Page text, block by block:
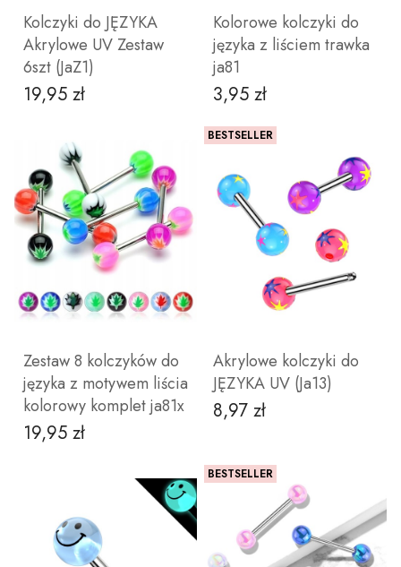
Kolczyki do JĘZYKA
Akrylowe UV Zestaw
6szt (JaZ1)
Cena
19,95 zł
DO KOSZYKA
Kolorowe kolczyki do
języka z liściem trawka
ja81
Cena
3,95 zł
ZOBACZ PRODUKT
Zestaw 8 kolczyków do
języka z motywem liścia
kolorowy komplet ja81x
Cena
19,95 zł
BESTSELLER
Akrylowe kolczyki do
JĘZYKA UV (Ja13)
Cena
8,97 zł
BESTSELLER